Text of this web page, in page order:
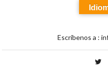
Escríbenos a :